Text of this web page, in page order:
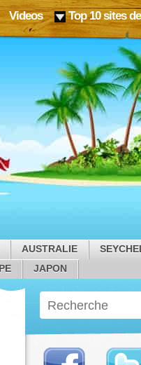
Videos Top 10 sites
AUSTRALIE
JAPON